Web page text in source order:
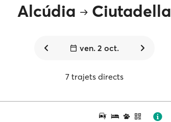
Alcúdia Ciutadella
ven. 2 oct.
7 trajets directs